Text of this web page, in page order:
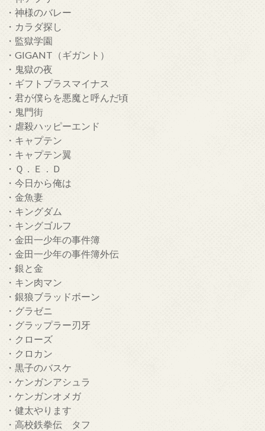
・神様のバレー
・カラダ探し
・監獄学園
・GIGANT（ギガント）
・鬼獄の夜
・ギフトプラスマイナス
・君が僕らを悪魔と呼んだ頃
・鬼門街
・虐殺ハッピーエンド
・キャプテン
・キャプテン翼
・Ｑ．Ｅ．Ｄ
・今日から俺は
・金魚妻
・キングダム
・キングゴルフ
・金田一少年の事件簿
・金田一少年の事件簿外伝
・銀と金
・キン肉マン
・銀狼ブラッドボーン
・グラゼニ
・グラップラー刃牙
・クローズ
・クロカン
・黒子のバスケ
・ケンガンアシュラ
・ケンガンオメガ
・健太やります
・高校鉄拳伝 タフ